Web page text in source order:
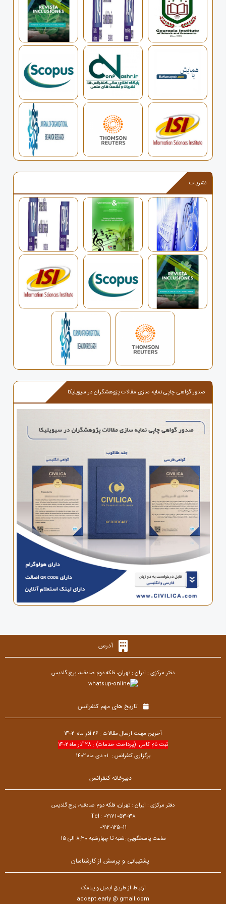
نشریات
صدور گواهی چاپی نمایه سازی مقالات پژوهشگران در سیویلیکا
آدرس
دفتر مرکزی : ایران : تهران، فلکه دوم صادقیه، برج گلدیس
تاریخ های مهم کنفرانس
آخرین مهلت ارسال مقالات : 26 آذر ماه 1402
ثبت نام کامل (پرداخت خدمات) : 28 آذر ماه 1402
برگزاری کنفرانس : 01 دی ماه 1402
دبیرخانه کنفرانس
دفتر مرکزی : ایران : تهران، فلکه دوم صادقیه، برج گلدیس
Tel : 02171053038
09120125011
ساعت پاسخگویی :شنبه تا چهارشنبه 8:30 الی 15
پشتیبانی و پرسش از کارشناسان
ارتباط از طریق ایمیل و پیامک
accept.early @ gmail.com